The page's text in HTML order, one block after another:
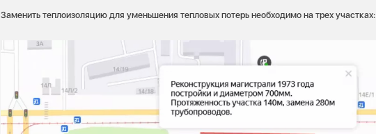
Заменить теплоизоляцию для уменьшения тепловых потерь необходимо на трех участках: